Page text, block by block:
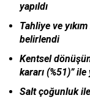
yapıldı
Tahliye ve
belirlendi
Kentsel
kararı (%51)”
Salt çoğunluk